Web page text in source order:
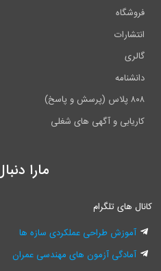
فروشگاه
انتشارات
گالری
دانشنامه
۸۰۸ پلاس (پرسش و پاسخ)
کاریابی و آگهی های شغلی
مارا
کانال های تلگرام
آموزش طراحی عملکردی سازه ها
آمادگی آزمون های مهندسی عمران